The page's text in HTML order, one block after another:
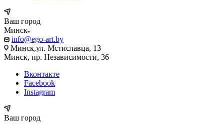
Ваш город
Минск
info@ego-art.by
Минск,ул. Мстиславца, 13
Минск, пр. Независимости, 36
Вконтакте
Facebook
Instagram
Ваш город